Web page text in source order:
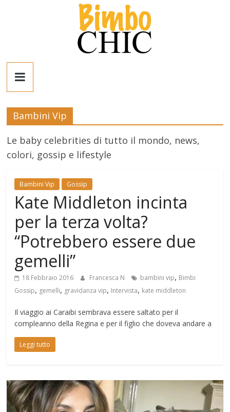
Bimbo
News
News
moda,
mamme,
spettacolo
bambini:
news
Italia
Mondo
Bambini Vip
Le baby celebrities di tutto il mondo, news,
colori, gossip e lifestyle
Bambini Vip Gossip
Kate Middleton incinta
per la terza volta?
“Potrebbero essere due
gemelli”
18 Febbraio 2016 Francesca N bambini vip, Bimbi
Gossip, gemelli, gravidanza vip, Intervista, kate middleton
Il viaggio ai Caraibi sembrava essere saltato per il
compleanno della Regina e per il figlio che doveva andare a
Leggi tutto